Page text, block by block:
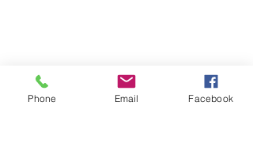
Phone Email Facebook